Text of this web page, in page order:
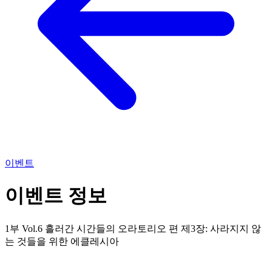
이벤트
이벤트 정보
1부 Vol.6 흘러간 시간들의 오라토리오 편 제3장: 사라지지 않
는 것들을 위한 에클레시아